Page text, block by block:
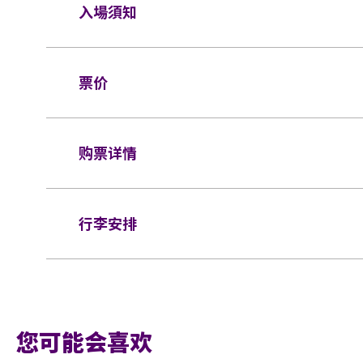
受手提袋/背包检查。 38 X 30 X 20 厘米 (15
机、摄录及录音器材及矮凳/可折叠式座椅
箱。
2. 活动门票必须从官方票务销售点购买
不全或复印之门票，一概将不受理。
4. 基于安全理由，场馆范围内不准携带
7. 持地下企位门票之人士（ Block A1 /
号展馆等候入场。所有企位门票人士需依场
入場須知
演出日期： 2023年5月20日 （六）
入场时间： 5:30 PM
演出开始： 7 PM
入场时间： 4:30pm
票价
$1099 （企位及坐位）
$699 （坐位）
*不含手续费
购票详情
热线 (852) 2111-5333 (10am-8pm)发售。
行李安排
您可能会喜欢